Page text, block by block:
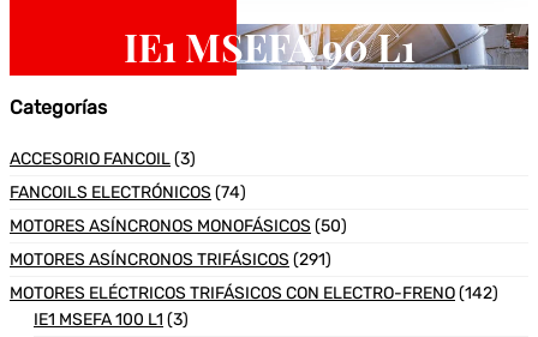
IE1 MSEFA 90 L1
Categorías
ACCESORIO FANCOIL(3)
FANCOILS ELECTRÓNICOS (74)
MOTORES ASÍNCRONOS MONOFÁSICOS (50)
MOTORES ASÍNCRONOS TRIFÁSICOS (291)
MOTORES ELÉCTRICOS TRIFÁSICOS CON ELECTRO-FRENO(142)
IE1 MSEFA 100 L1 (3)